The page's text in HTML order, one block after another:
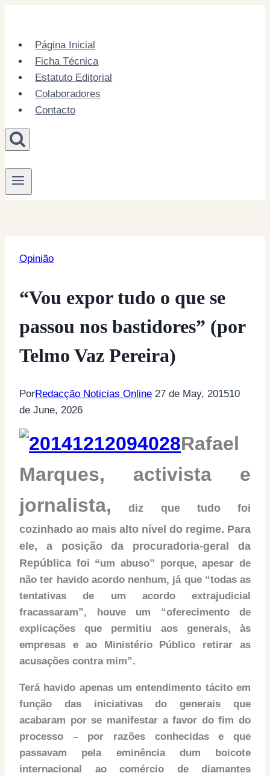
contentPágina Inicial
Ficha Técnica
Estatuto Editorial
Colaboradores
Contacto
Opinião
“Vou expor tudo o que se
passou nos bastidores” (por
Telmo Vaz Pereira)
PorRedacção Noticias Online 27 de May, 201510
de June, 2026
Rafael
Marques, activista e
jornalista, diz que tudo foi
cozinhado ao mais alto nível do regime. Para
ele, a posição da procuradoria-geral da
República foi “um abuso” porque, apesar de
não ter havido acordo nenhum, já que “todas as
tentativas de um acordo extrajudicial
fracassaram”, houve um “oferecimento de
explicações que permitiu aos generais, às
empresas e ao Ministério Público retirar as
acusações contra mim”.
Terá havido apenas um entendimento tácito em
função das iniciativas do generais que
acabaram por se manifestar a favor do fim do
processo – por razões conhecidas e que
passavam pela eminência dum boicote
internacional ao comércio de diamantes